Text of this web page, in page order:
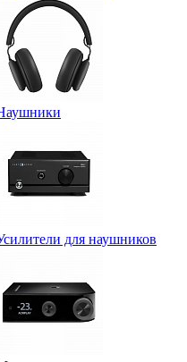
для наушников